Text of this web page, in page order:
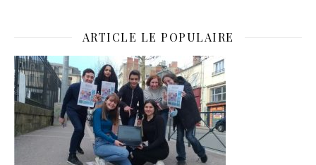
ARTICLE LE POPULAIRE